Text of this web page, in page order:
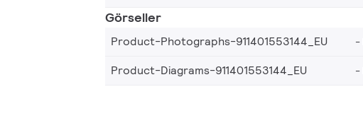
Görseller
Product-Photographs-911401553144_EU
Product-Diagrams-911401553144_EU